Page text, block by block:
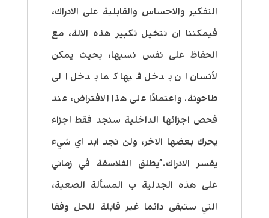
التفكير والاحساس والقابلية على الادراك،
فيمكننا ان نتخيلتكبير هذه الالة، مع
الحفاظ على نفس نسبها، بحيث يمكن
لأنسان ان يدخل فيها كما يدخل الى
طاحونة. واعتمادًا على هذا الافتراض، عند
فحص اجزائها الداخلية سنجد فقط اجزاء
يحرك بعضها الاخر، ولن نجد ابد اي شيء
يفسر الادراك.”يطلق الفلاسفة في زماني
على هذه الجدلية ب المسألة الصعبة،
التي ستبقى دائما غير قابلة للحل وفقا